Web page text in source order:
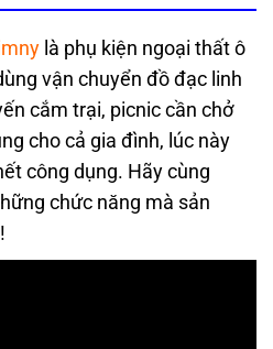
là phụ kiện ngoại thất ô
vận chuyển đồ đạc linh
cắm trại, picnic cần chở
cho cả gia đình, lúc này
công dụng. Hãy cùng
chức năng mà sản